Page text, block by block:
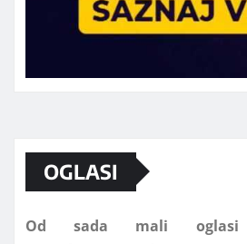
OGLASI
Od sada mali